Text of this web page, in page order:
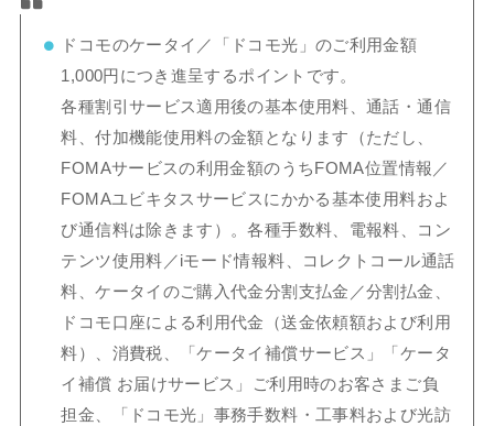
ドコモのケータイ／「ドコモ光」のご利用金額
1,000円につき進呈するポイントです。
各種割引サービス適用後の基本使用料、通話・通信
料、付加機能使用料の金額となります（ただし、
FOMAサービスの利用金額のうちFOMA位置情報／
FOMAユビキタスサービスにかかる基本使用料およ
び通信料は除きます）。各種手数料、電報料、コン
テンツ使用料／iモード情報料、コレクトコール通話
料、ケータイのご購入代金分割支払金／分割払金、
ドコモ口座による利用代金（送金依頼額および利用
料）、消費税、「ケータイ補償サービス」「ケータ
イ補償 お届けサービス」ご利用時のお客さまご負
担金、「ドコモ光」事務手数料・工事料および光訪